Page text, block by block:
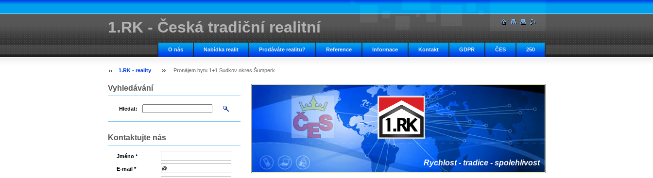
1.RK - Česká tradiční realitní
kancelářO nás Nabídka realit Prodáváte realitu? Reference Informace Kontakt GDPR ČES 250
1.RK - reality Pronájem bytu 1+1 Sudkov okres Šumperk
Rychlost - tradice - spolehlivost
Vyhledávání
Hledat:
Kontaktujte nás
Jméno *
E-mail *